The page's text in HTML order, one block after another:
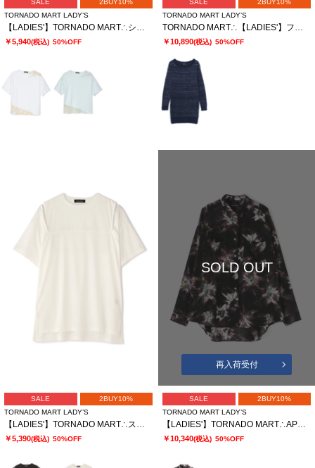
SALE
2BUY10%
TORNADO MART LADY’S
【LADIES'】TORNADO MART∴シアーマーブル切り替えオーバーTシャツ
￥5,940(税込) 50%OFF
SALE
2BUY10%
TORNADO MART LADY’S
TORNADO MART∴【LADIES'】フェザーヤーンボートネックロングニット
￥10,890(税込) 50%OFF
SALE
2BUY10%
TORNADO MART LADY’S
￥5,390(税込) 50%OFF
SOLD OUT
再入荷受付
SALE
2BUY10%
TORNADO MART LADY’S
￥10,340(税込) 50%OFF